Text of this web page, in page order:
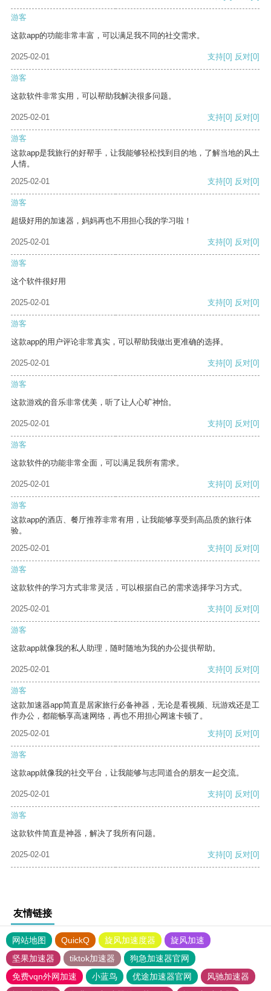
游客
这款app的功能非常丰富，可以满足我不同的社交需求。
2025-02-01 支持[0] 反对[0]
游客
这款软件非常实用，可以帮助我解决很多问题。
2025-02-01 支持[0] 反对[0]
游客
这款app是我旅行的好帮手，让我能够轻松找到目的地，了解当地的风土
人情。
2025-02-01
支持[0] 反对[0]
游客
超级好用的加速器，妈妈再也不用担心我的学习啦！
2025-02-01 支持[0] 反对[0]
游客
这个软件很好用
2025-02-01 支持[0] 反对[0]
游客
这款app的用户评论非常真实，可以帮助我做出更准确的选择。
2025-02-01 支持[0] 反对[0]
游客
这款游戏的音乐非常优美，听了让人心旷神怡。
2025-02-01 支持[0] 反对[0]
游客
这款软件的功能非常全面，可以满足我所有需求。
2025-02-01 支持[0] 反对[0]
游客
这款app的酒店、餐厅推荐非常有用，让我能够享受到高品质的旅行体
验。
2025-02-01
支持[0] 反对[0]
游客
这款软件的学习方式非常灵活，可以根据自己的需求选择学习方式。
2025-02-01 支持[0] 反对[0]
游客
这款app就像我的私人助理，随时随地为我的办公提供帮助。
2025-02-01 支持[0] 反对[0]
游客
这款加速器app简直是居家旅行必备神器，无论是看视频、玩游戏还是工
作办公，都能畅享高速网络，再也不用担心网速卡顿了。
2025-02-01
支持[0] 反对[0]
游客
这款app就像我的社交平台，让我能够与志同道合的朋友一起交流。
2025-02-01 支持[0] 反对[0]
游客
这款软件简直是神器，解决了我所有问题。
2025-02-01 支持[0] 反对[0]
友情链接
网站地图 QuickQ 旋风加速度器
旋风加速
坚果加速器
tiktok加速器
狗急加速器官网
免费vqn外网加速
小蓝鸟 优途加速器官网
风驰加速器